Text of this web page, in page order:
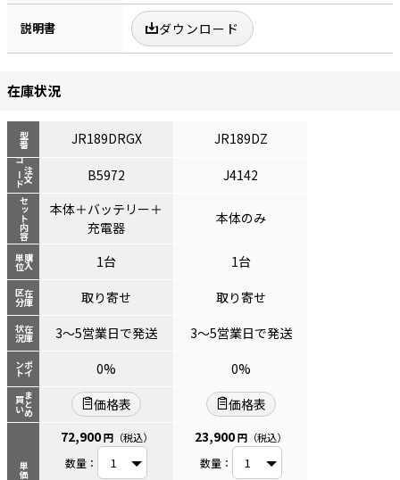
説明書 ダウンロード
在庫状況
型番
注文
コード
セット内容
購入
単位
在庫
区分
在庫
状況
ポイ
ント
まとめ
買い
単価
JR189DRGX JR189DZ
B5972
J4142
本体＋バッテリー＋
充電器
本体のみ
1台
1台
取り寄せ
取り寄せ
3～5営業日で発送
3～5営業日で発送
0%
0%
価格表
価格表
72,900 円（税込）
数量：
23,900円 （税込）
数量：